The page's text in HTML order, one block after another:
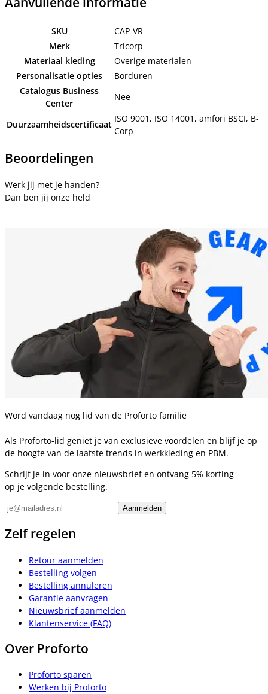
SKU
CAP-VR
Merk
Tricorp
Materiaal kleding
Overige materialen
Personalisatie opties
Borduren
Catalogus Business
Center
Nee
Duurzaamheidscertificaat
ISO 9001, ISO 14001, amfori BSCI, B-
Corp
Beoordelingen
Werk jij met je handen?
Dan ben jij onze held
Word vandaag nog lid van de Proforto familie
Als Proforto-lid geniet je van exclusieve voordelen en blijf je op
de hoogte van de laatste trends in werkkleding en PBM.
Schrijf je in voor onze nieuwsbrief en ontvang 5% korting
op je volgende bestelling.
Zelf regelen
Retour aanmelden
Bestelling volgen
Bestelling annuleren
Garantie aanvragen
Nieuwsbrief aanmelden
Klantenservice (FAQ)
Over Proforto
Proforto sparen
Werken bij Proforto